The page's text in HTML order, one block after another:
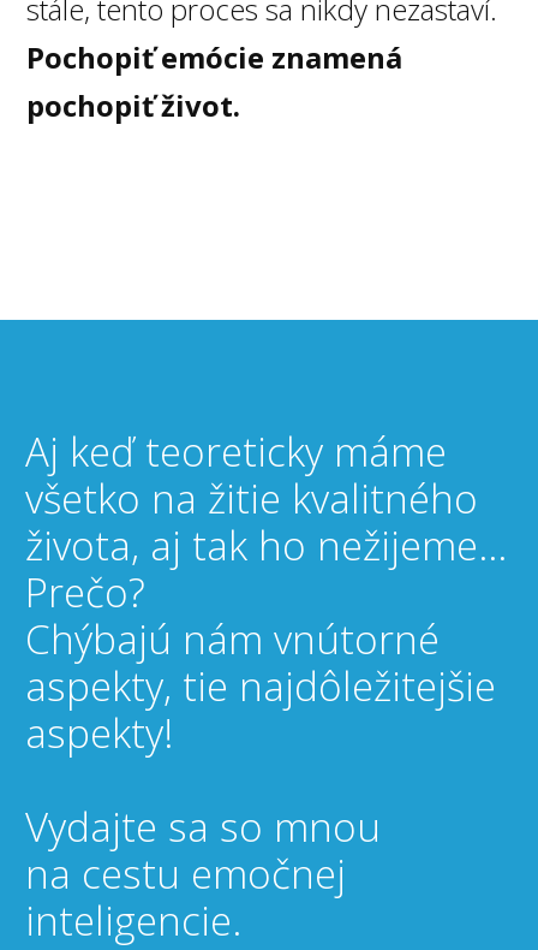
stále, tento proces sa nikdy nezastaví.
Pochopiť emócie znamená
pochopiť život.
Aj keď teoreticky máme
všetko na žitie kvalitného
života, aj tak ho nežijeme...
Prečo?
Chýbajú nám vnútorné
aspekty, tie najdôležitejšie
aspekty!
Vydajte sa so mnou
na cestu emočnej
inteligencie.